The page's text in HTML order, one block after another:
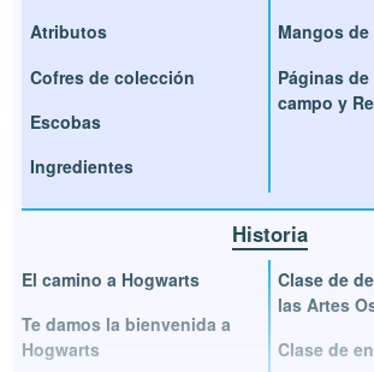
Atributos
Cofres de colección
Escobas
Ingredientes
Mangos
Páginas
campo y
Historia
El camino a Hogwarts
Te damos la bienvenida a
Hogwarts
Clase de
las Artes
Clase de